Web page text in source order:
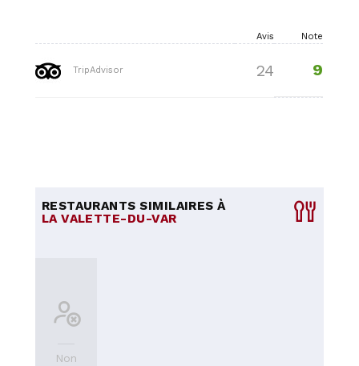
Avis Note
TripAdvisor 24 9
RESTAURANTS SIMILAIRES À
LA VALETTE-DU-VAR
Non